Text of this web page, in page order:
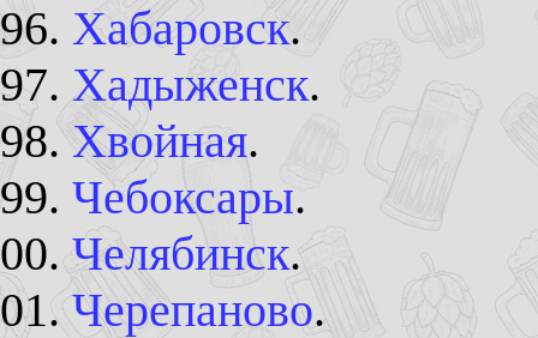
Хабаровск.
Хадыженск.
Хвойная.
Чебоксары.
Челябинск.
Черепаново.